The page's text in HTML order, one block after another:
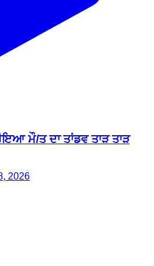
ਮੌ/ਤ ਦਾ ਤਾਂਡਵ ਤਾੜ ਤਾੜ
2026